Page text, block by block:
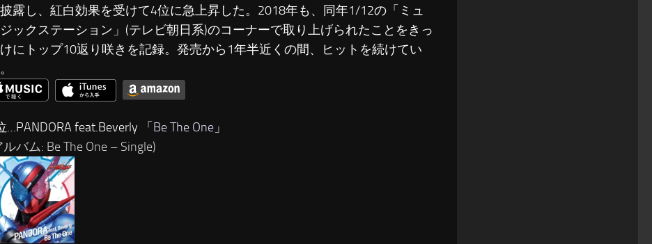
露し、紅白効果を受けて4位に急上昇した。2018年も、同年1/12の「ミュ
ックステーション」(テレビ朝日系)のコーナーで取り上げられたことをきっ
にトップ10返り咲きを記録。発売から1年半近くの間、ヒットを続けてい
…PANDORA feat.Beverly 「Be The One 」
ルバム: Be The One – Single)